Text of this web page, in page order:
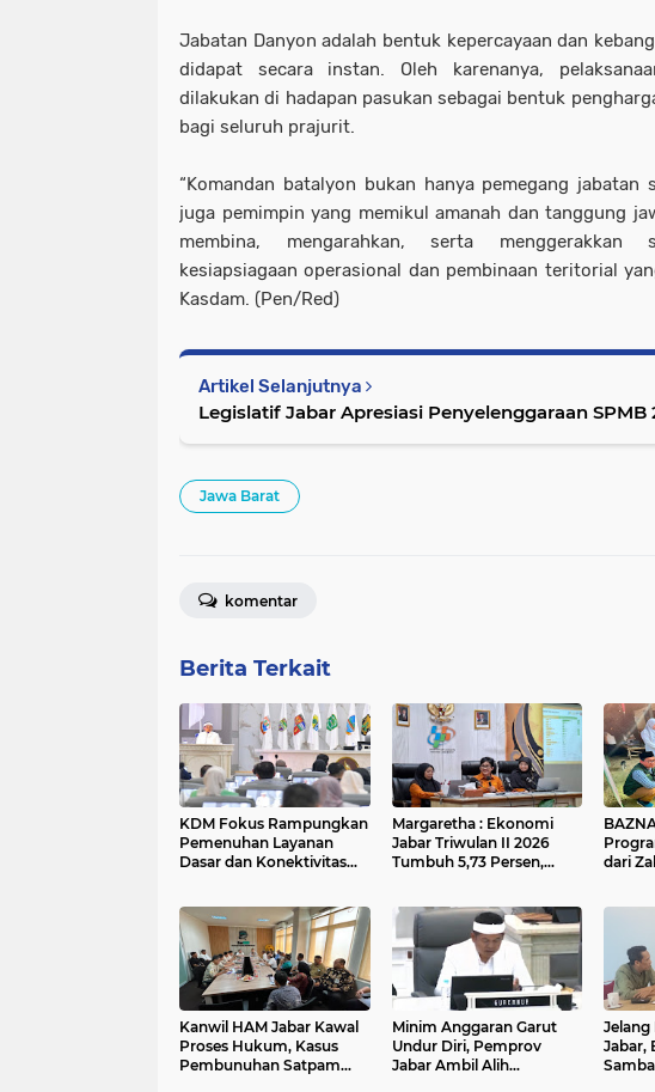
Jabatan Danyon adalah bentuk kepercayaan dan
didapat secara instan. Oleh karenanya,
dilakukan di hadapan pasukan sebagai bentuk
bagi seluruh prajurit.
“Komandan batalyon bukan hanya pemegang jabatan
juga pemimpin yang memikul amanah dan tanggung
membina, mengarahkan, serta menggerakkan
kesiapsiagaan operasional dan pembinaan teritorial
Kasdam. (Pen/Red)
Artikel Selanjutnya
Legislatif Jabar Apresiasi Penyelenggaraan SPMB
Jawa Barat
komentar
Berita Terkait
KDM Fokus Rampungkan
Pemenuhan Layanan
Dasar dan Konektivitas
Margaretha : Ekonomi
Jabar Triwulan II 2026
Tumbuh 5,73 Persen,
BAZNAS
dari
Kanwil HAM Jabar Kawal
Proses Hukum, Kasus
Pembunuhan Satpam
Minim Anggaran Garut
Undur Diri, Pemprov
Jabar Ambil Alih
Jabar,